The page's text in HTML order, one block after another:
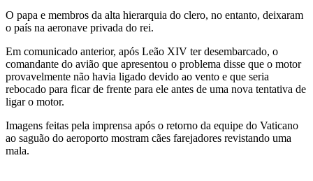
O papa e membros da alta hierarquia do clero, no entanto, deixaram
o país na aeronave privada do rei.
Em comunicado anterior, após Leão XIV ter desembarcado, o
comandante do avião que apresentou o problema disse que o motor
provavelmente não havia ligado devido ao vento e que seria
rebocado para ficar de frente para ele antes de uma nova tentativa de
ligar o motor.
Imagens feitas pela imprensa após o retorno da equipe do Vaticano
ao saguão do aeroporto mostram cães farejadores revistando uma
mala.